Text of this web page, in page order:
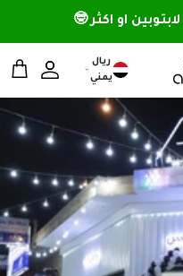
او اكثر 🤓
ريال
يمني
الحساب
سلة